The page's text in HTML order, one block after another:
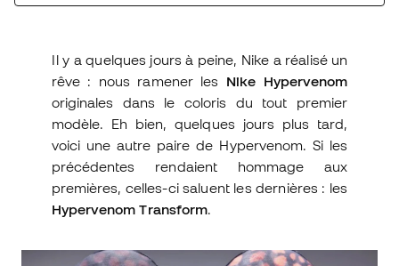
Il y a quelques jours à peine, Nike a réalisé un
rêve : nous ramener les Nike Hypervenom
originales dans le coloris du tout premier
modèle. Eh bien, quelques jours plus tard,
voici une autre paire de Hypervenom. Si les
précédentes rendaient hommage aux
premières, celles-ci saluent les dernières : les
Hypervenom Transform.